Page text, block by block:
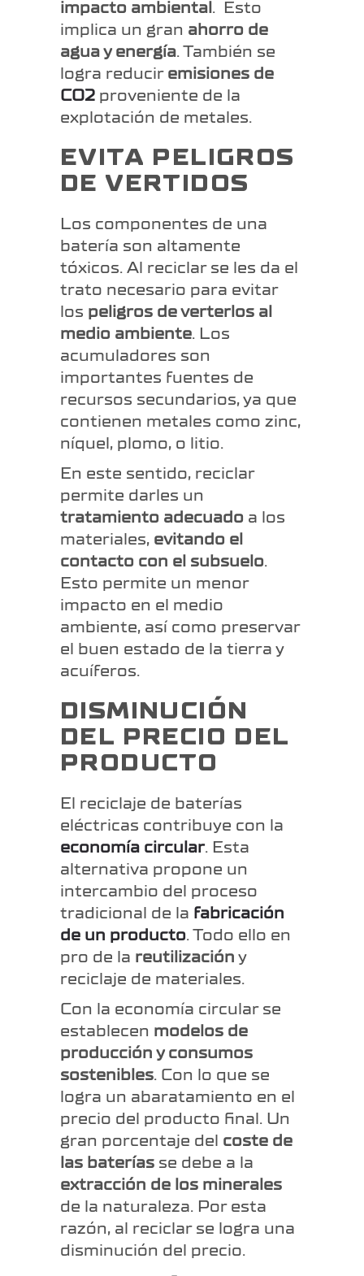
impacto ambiental . Esto
implica un gran ahorro de
agua y energía. También se
logra reducir emisiones de
CO2 proveniente de la
explotación de metales.
EVITA PELIGROS
DE VERTIDOS
Los componentes de una
batería son altamente
tóxicos. Al reciclar se les da el
trato necesario para evitar
los peligros de verterlos al
medio ambiente. Los
acumuladores son
importantes fuentes de
recursos secundarios, ya que
contienen metales como zinc,
níquel, plomo, o litio.
En este sentido, reciclar
permite darles un
tratamiento adecuado a los
materiales, evitando el
contacto con el subsuelo.
Esto permite un menor
impacto en el medio
ambiente, así como preservar
el buen estado de la tierra y
acuíferos.
DISMINUCIÓN
DEL PRECIO DEL
PRODUCTO
El reciclaje de baterías
eléctricas contribuye con la
economía circular. Esta
alternativa propone un
intercambio del proceso
tradicional de la fabricación
de un producto. Todo ello en
pro de la reutilización y
reciclaje de materiales.
Con la economía circular se
establecen modelos de
producción y consumos
sostenibles. Con lo que se
logra un abaratamiento en el
precio del producto final. Un
gran porcentaje del coste de
las baterías se debe a la
extracción de los minerales
de la naturaleza. Por esta
razón, al reciclar se logra una
disminución del precio.